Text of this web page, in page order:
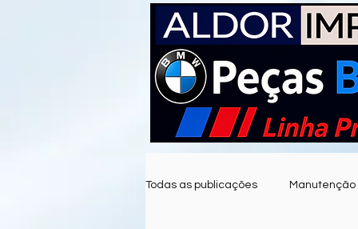
Todas as publicações Manutenção